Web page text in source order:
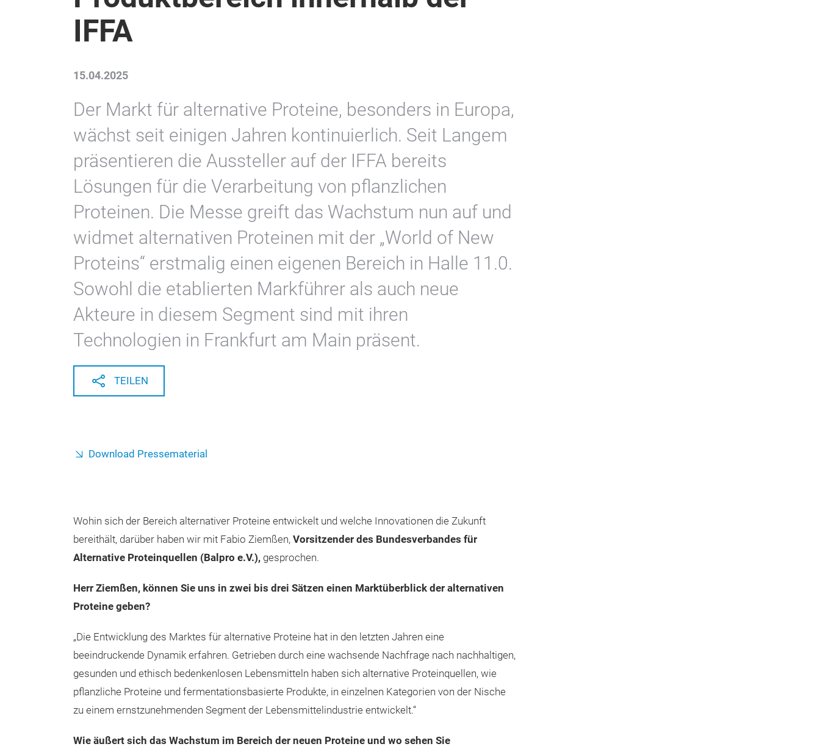
IFFA
15.04.2025
Der Markt für alternative Proteine, besonders in Europa,
wächst seit einigen Jahren kontinuierlich. Seit Langem
präsentieren die Aussteller auf der IFFA bereits
Lösungen für die Verarbeitung von pflanzlichen
Proteinen. Die Messe greift das Wachstum nun auf und
widmet alternativen Proteinen mit der „World of New
Proteins“ erstmalig einen eigenen Bereich in Halle 11.0.
Sowohl die etablierten Markführer als auch neue
Akteure in diesem Segment sind mit ihren
Technologien in Frankfurt am Main präsent.
TEILEN
Download Pressematerial
Wohin sich der Bereich alternativer Proteine entwickelt und welche Innovationen die Zukunft
bereithält, darüber haben wir mit Fabio Ziemßen, Vorsitzender des Bundesverbandes für
Alternative Proteinquellen (Balpro e.V.), gesprochen.
Herr Ziemßen, können Sie uns in zwei bis drei Sätzen einen Marktüberblick der alternativen
Proteine geben?
„Die Entwicklung des Marktes für alternative Proteine hat in den letzten Jahren eine
beeindruckende Dynamik erfahren. Getrieben durch eine wachsende Nachfrage nach nachhaltigen,
gesunden und ethisch bedenkenlosen Lebensmitteln haben sich alternative Proteinquellen, wie
pflanzliche Proteine und fermentationsbasierte Produkte, in einzelnen Kategorien von der Nische
zu einem ernstzunehmenden Segment der Lebensmittelindustrie entwickelt.“
Wie äußert sich das Wachstum im Bereich der neuen Proteine und wo sehen Sie